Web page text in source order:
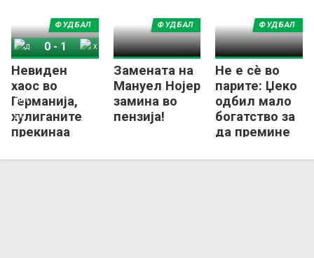
Невиден
хаос во
Германија,
хулиганите
прекинаа
Цвајте!
ФУДБАЛ
Динамо Дрезден
0 - 1
Замената на
Мануел Нојер
замина во
пензија!
ФУДБАЛ
Не е сè во
парите: Џеко
одбил мало
богатство за
да премине
ФУДБАЛ